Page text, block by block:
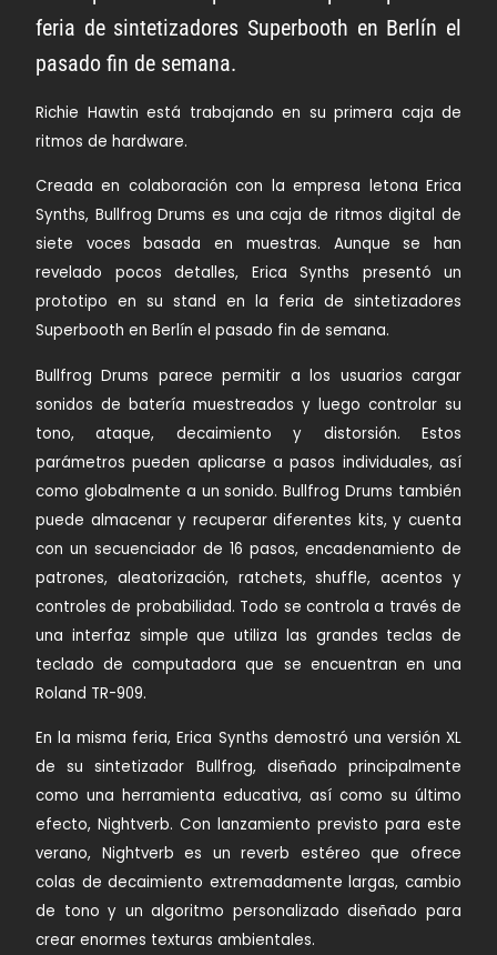
feria de sintetizadores Superbooth en Berlín el
pasado fin de semana.
Richie Hawtin está trabajando en su primera caja de
ritmos de hardware.
Creada en colaboración con la empresa letona Erica
Synths, Bullfrog Drums es una caja de ritmos digital de
siete voces basada en muestras. Aunque se han
revelado pocos detalles, Erica Synths presentó un
prototipo en su stand en la feria de sintetizadores
Superbooth en Berlín el pasado fin de semana.
Bullfrog Drums parece permitir a los usuarios cargar
sonidos de batería muestreados y luego controlar su
tono, ataque, decaimiento y distorsión. Estos
parámetros pueden aplicarse a pasos individuales, así
como globalmente a un sonido. Bullfrog Drums también
puede almacenar y recuperar diferentes kits, y cuenta
con un secuenciador de 16 pasos, encadenamiento de
patrones, aleatorización, ratchets, shuffle, acentos y
controles de probabilidad. Todo se controla a través de
una interfaz simple que utiliza las grandes teclas de
teclado de computadora que se encuentran en una
Roland TR-909.
En la misma feria, Erica Synths demostró una versión XL
de su sintetizador Bullfrog, diseñado principalmente
como una herramienta educativa, así como su último
efecto, Nightverb. Con lanzamiento previsto para este
verano, Nightverb es un reverb estéreo que ofrece
colas de decaimiento extremadamente largas, cambio
de tono y un algoritmo personalizado diseñado para
crear enormes texturas ambientales.